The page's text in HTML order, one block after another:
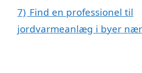
7) Find en professionel til
jordvarmeanlæg i byer